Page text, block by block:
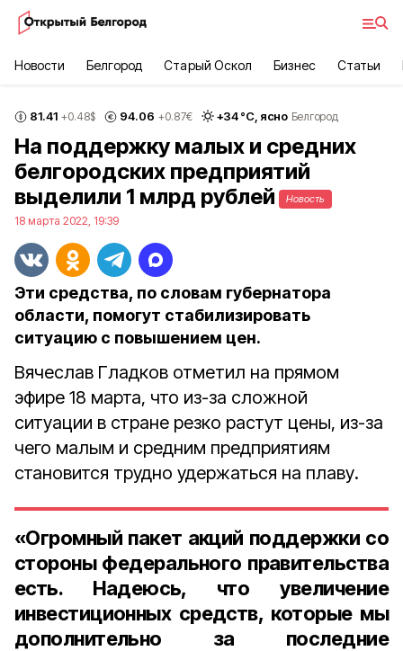
Новости Белгород Старый Оскол Бизнес Статьи
81.41 +0.48$ 94.06 +0.87€ +34°С, ясно Белгород
На поддержку малых и средних
белгородских предприятий
выделили 1 млрд рублей
Новость
18 марта 2022, 19:39
Эти средства, по словам губернатора
области, помогут стабилизировать
ситуацию с повышением цен.
Вячеслав Гладков отметил на прямом
эфире 18 марта, что из-за сложной
ситуации в стране резко растут цены, из-за
чего малым и средним предприятиям
становится трудно удержаться на плаву.
«Огромный пакет акций поддержки со
стороны федерального правительства
есть. Надеюсь, что увеличение
инвестиционных средств, которые мы
дополнительно за последние